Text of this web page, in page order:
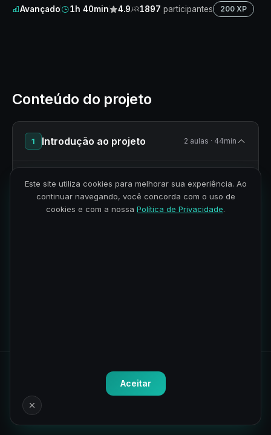
Avançado 1h 40min 4.9 1897 participantes 200 XP
Conteúdo do projeto
1 Introdução ao projeto 2 aulas · 44min
Apresentação do projeto – Asimov Chatbot
Todos os direitos reservados. Política de Privacidade
de Uso
Este site utiliza cookies para melhorar sua experiência. Ao
continuar navegando, você concorda com o uso de
cookies e com a nossa Política de Privacidade.
Aceitar